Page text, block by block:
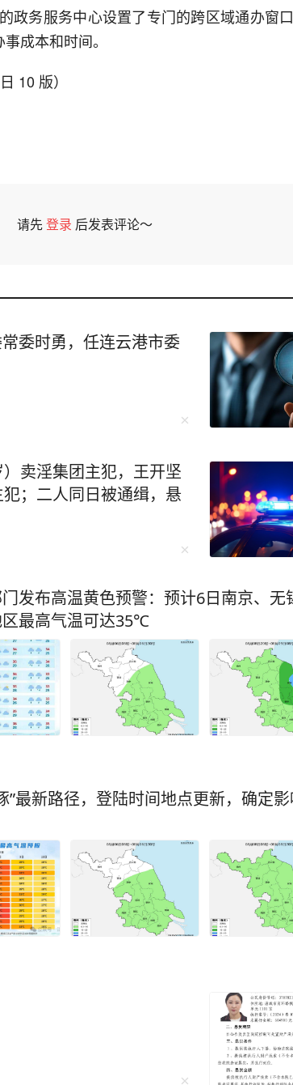
政务服务中心设置了专门的跨区域通办窗
成本和时间。
10 版）
请先登录 后发表评论～
委时勇，任连云港市委
卖淫集团主犯，王开坚
犯；二人同日被通缉，悬
发布高温黄色预警：预计6日南京、无
最高气温可达35℃
”最新路径，登陆时间地点更新，确定